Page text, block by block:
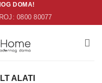
DOMA!
0800 80077
ALATI